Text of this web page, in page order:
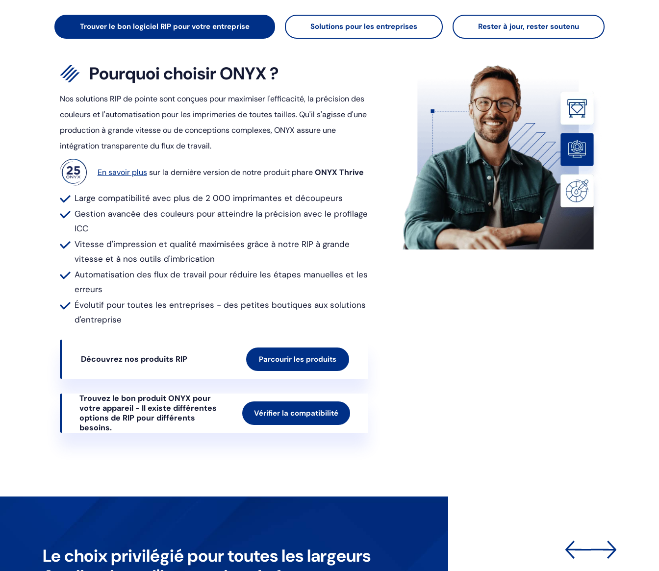
Trouver le bon logiciel RIP pour votre entreprise Solutions pour les entreprises Rester à jour, rester soutenu
Pourquoi choisir ONYX ?
Nos solutions RIP de pointe sont conçues pour maximiser l'efficacité, la précision des
couleurs et l'automatisation pour les imprimeries de toutes tailles. Qu'il s'agisse d'une
production à grande vitesse ou de conceptions complexes, ONYX assure une
intégration transparente du flux de travail.
En savoir plussur la dernière version de notre produit phareONYX Thrive
Large compatibilité avec plus de 2 000 imprimantes et découpeurs
Gestion avancée des couleurs pour atteindre la précision avec le profilage
ICC
Vitesse d'impression et qualité maximisées grâce à notre RIP à grande
vitesse et à nos outils d'imbrication
Automatisation des flux de travail pour réduire les étapes manuelles et les
erreurs
Évolutif pour toutes les entreprises - des petites boutiques aux solutions
d'entreprise
Découvrez nos produits RIP Parcourir les produits
Trouvez le bon produit ONYX pour
votre appareil - Il existe différentes
options de RIP pour différents
besoins.
Vérifier la compatibilité
Le choix privilégié pour toutes les largeurs